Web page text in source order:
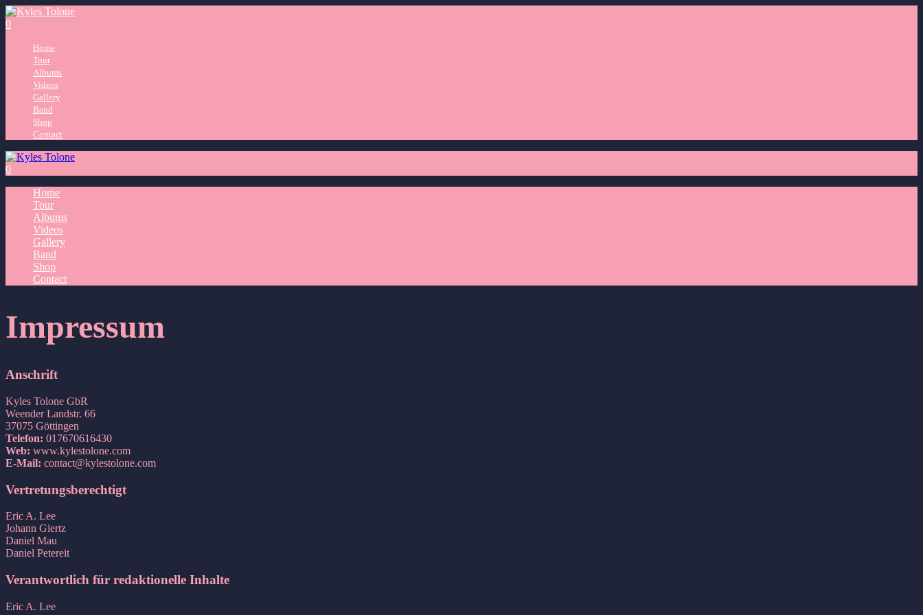
0
Home
Tour
Albums
Videos
Gallery
Band
Shop
Contact
0
Home
Tour
Albums
Videos
Gallery
Band
Shop
Contact
Impressum
Anschrift
Kyles Tolone GbR
Weender Landstr. 66
37075 Göttingen
Telefon: 017670616430
Web: www.kylestolone.com
E-Mail: contact@kylestolone.com
Vertretungsberechtigt
Eric A. Lee
Johann Giertz
Daniel Mau
Daniel Petereit
Verantwortlich für redaktionelle Inhalte
Eric A. Lee